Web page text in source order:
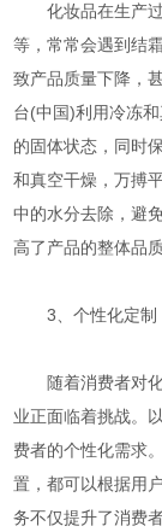
化妆品在生产过
等，常常会遇到结
致产品质量下降，
台(中国)利用冷冻
的固体状态，同时
和真空干燥，万搏
中的水分去除，避
高了产品的整体品质
3、个性化定制
随着消费者对化
业正面临着挑战。
费者的个性化需求
置，都可以根据用
务不仅提升了消费